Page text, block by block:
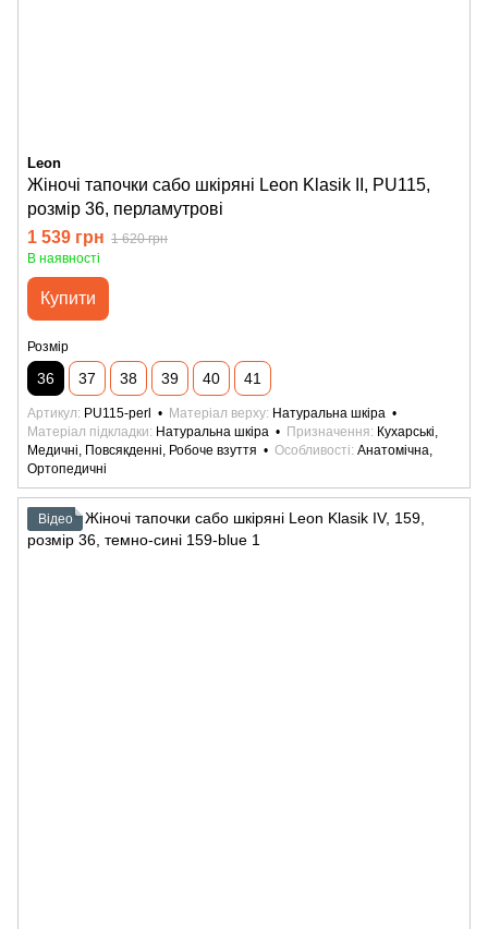
Leon
Жіночі тапочки сабо шкіряні Leon Klasik II, PU115,
розмір 36, перламутрові
1 539 грн 1 620 грн
В наявності
Купити
Розмір
36 37 38 39 40 41
Артикул PU115-perl Матеріал верху Натуральна шкіра
Матеріал підкладки
Натуральна шкіра Призначення
Кухарські,
Медичні, Повсякденні, Робоче взуття
Особливості Анатомічна,
Ортопедичні
Відео